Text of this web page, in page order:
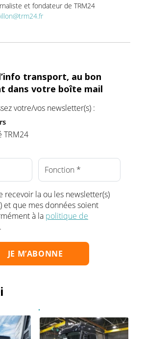
et fondateur de TRM24
transport, au bon
dans votre boîte mail
votre/vos newsletter(s) :
TRM24
recevoir la ou les newsletter(s)
et que mes données soient
à la politique de
.